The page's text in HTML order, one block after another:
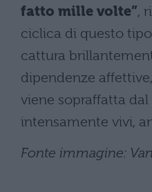
fatto mille volte”,
ciclica di questo
cattura
dipendenze
viene sopraffatta
intensamente vivi,
Fonte immagine: